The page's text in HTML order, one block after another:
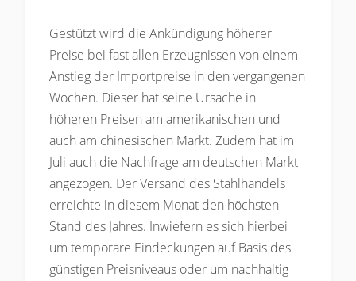
Gestützt wird die Ankündigung höherer
Preise bei fast allen Erzeugnissen von einem
Anstieg der Importpreise in den vergangenen
Wochen. Dieser hat seine Ursache in
höheren Preisen am amerikanischen und
auch am chinesischen Markt. Zudem hat im
Juli auch die Nachfrage am deutschen Markt
angezogen. Der Versand des Stahlhandels
erreichte in diesem Monat den höchsten
Stand des Jahres. Inwiefern es sich hierbei
um temporäre Eindeckungen auf Basis des
günstigen Preisniveaus oder um nachhaltig